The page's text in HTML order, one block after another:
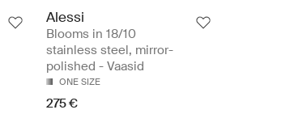
Alessi
Blooms in 18/10
stainless steel, mirror-
polished - Vaasid
ONE SIZE
275 €